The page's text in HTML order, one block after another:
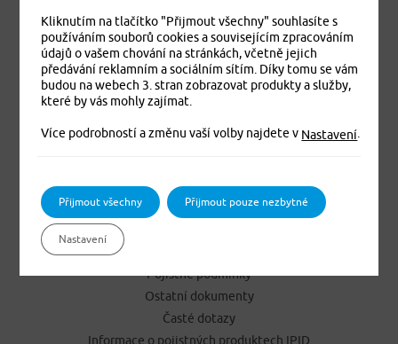
Cestovní pojištění online
Pojištění cizinců online
Úrazové pojištění online
Pojištění vozidel Jízda online
NEJČASTĚJI HLEDÁTE
Pojistné podmínky
Ostatní dokumenty
Časté dotazy
Informace o pojistných produktech IPID
Kliknutím na tlačítko "Přijmout všechny" souhlasíte s
používáním souborů cookies a souvisejícím zpracováním
údajů o vašem chování na stránkách, včetně jejich
předávání reklamním a sociálním sítím. Díky tomu se vám
budou na webech 3. stran zobrazovat produkty a služby,
které by vás mohly zajímat.
Více podrobností a změnu vaší volby najdete v Nastavení.
Přijmout všechny Přijmout pouze nezbytné
Nastavení